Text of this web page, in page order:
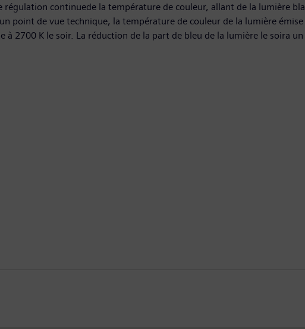
continuede la température de couleur, allant de la lumière
point de vue technique, la température de couleur de la lumière
2700 K le soir. La réduction de la part de bleu de la lumière le soira